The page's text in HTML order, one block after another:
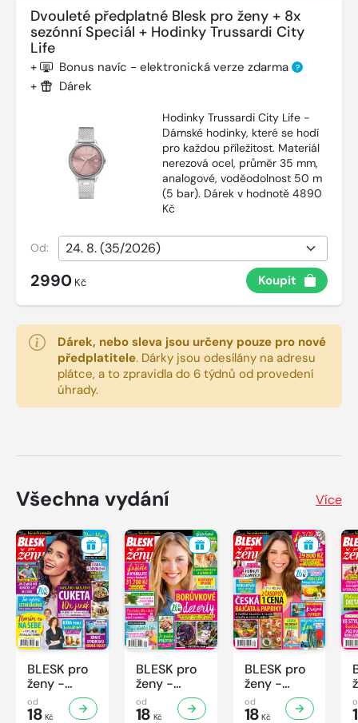
Dvouleté předplatné Blesk pro ženy + 8x
sezónní Speciál + Hodinky Trussardi City
Life
+ Bonus navíc - elektronická verze zdarma ?
+ Dárek
Hodinky Trussardi City Life -
Dámské hodinky, které se hodí
pro každou příležitost. Materiál
nerezová ocel, průměr 35 mm,
analogové, voděodolnost 50 m
(5 bar). Dárek v hodnotě 4890
Kč
Od:
2990 Kč Koupit
Dárek, nebo sleva jsou určeny pouze pro nové
předplatitele. Dárky jsou odesílány na adresu
plátce, a to zpravidla do 6 týdnů od provedení
úhrady.
Všechna vydání Více
BLESK pro
ženy -
32/2026
od
18 Kč
BLESK pro
ženy -
31/2026
od
18 Kč
BLESK pro
ženy -
30/2026
od
18 Kč